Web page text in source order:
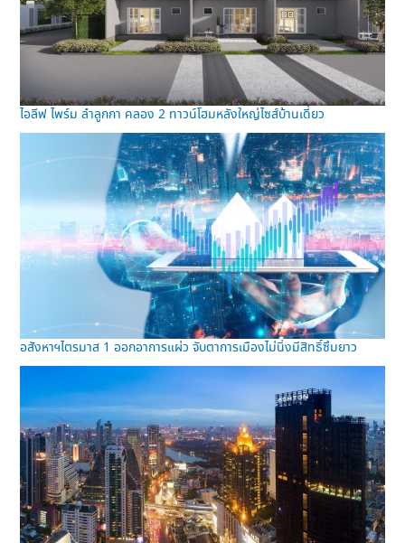
ไอลีฟ ไพร์ม ลำลูกกา คลอง 2 ทาวน์โฮมหลังใหญ่ไซส์บ้านเดี่ยว
อสังหาฯไตรมาส 1 ออกอาการแผ่ว จับตาการเมืองไม่นิ่งมีสิทธิ์ซึมยาว